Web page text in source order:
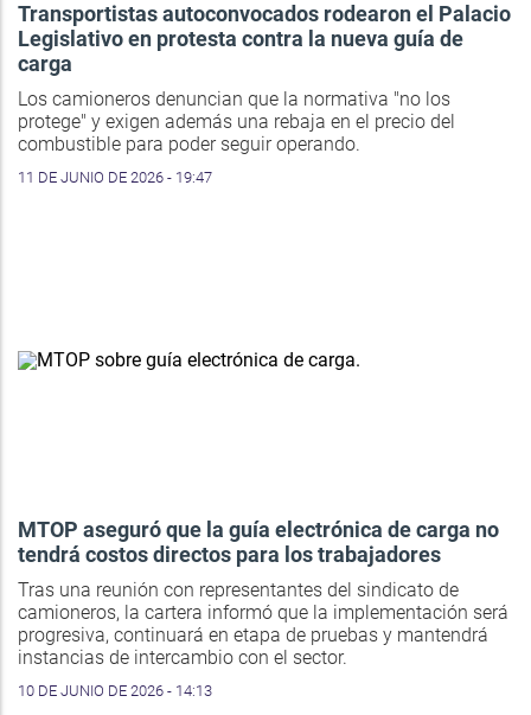
Transportistas autoconvocados rodearon el Palacio
Legislativo en protesta contra la nueva guía de
carga
Los camioneros denuncian que la normativa "no los
protege" y exigen además una rebaja en el precio del
combustible para poder seguir operando.
11 DE JUNIO DE 2026 - 19:47
MTOP aseguró que la guía electrónica de carga no
tendrá costos directos para los trabajadores
Tras una reunión con representantes del sindicato de
camioneros, la cartera informó que la implementación será
progresiva, continuará en etapa de pruebas y mantendrá
instancias de intercambio con el sector.
10 DE JUNIO DE 2026 - 14:13